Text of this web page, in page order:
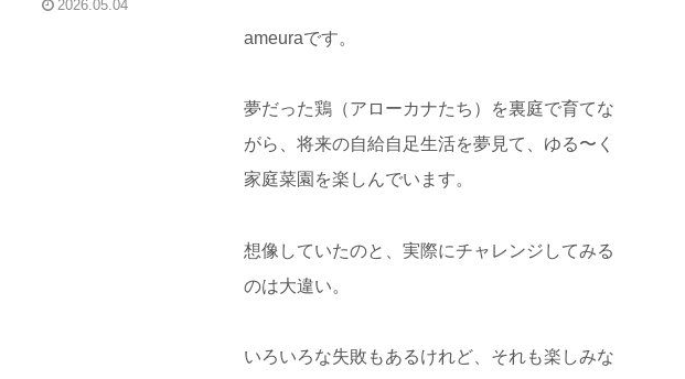
2026.05.04
ameuraです。
夢だった鶏（アローカナたち）を裏庭で育てな
がら、将来の自給自足生活を夢見て、ゆる〜く
家庭菜園を楽しんでいます。
想像していたのと、実際にチャレンジしてみる
のは大違い。
いろいろな失敗もあるけれど、それも楽しみな